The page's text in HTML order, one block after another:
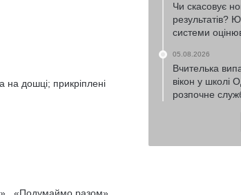
дошці; прикріплені
Чи скасовує
результатів?
системи
05.08.2026
Вчителька
вікон у школі
розпочне